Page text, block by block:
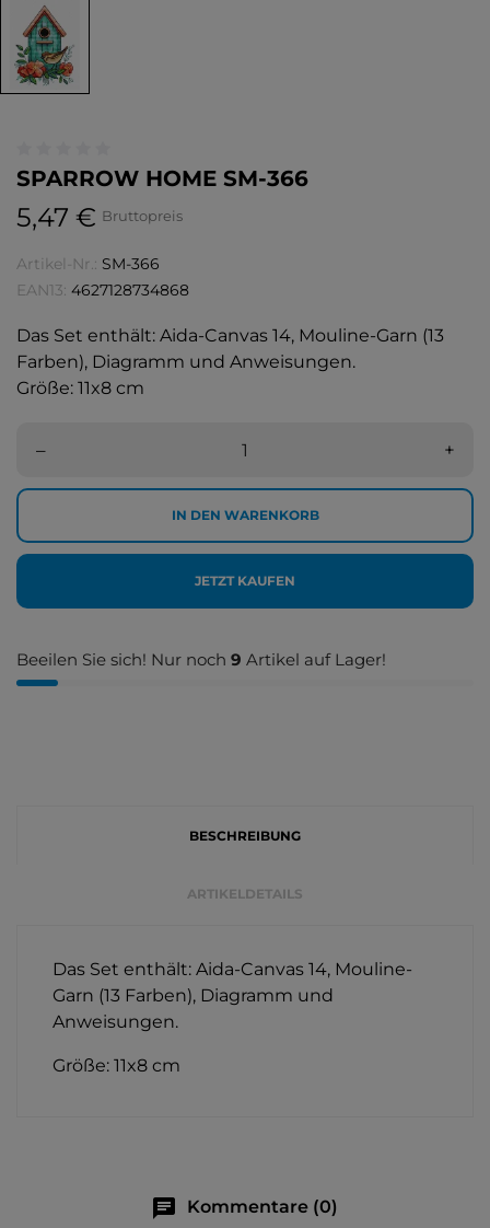
SPARROW HOME SM-366
5,47 € Bruttopreis
Artikel-Nr.: SM-366
EAN13: 4627128734868
Das Set enthält: Aida-Canvas 14, Mouline-Garn (13
Farben), Diagramm und Anweisungen.
Größe: 11x8 cm
– +
IN DEN WARENKORB
JETZT KAUFEN
Beeilen Sie sich! Nur noch 9 Artikel auf Lager!
BESCHREIBUNG
ARTIKELDETAILS
Das Set enthält: Aida-Canvas 14, Mouline-
Garn (13 Farben), Diagramm und
Anweisungen.
Größe: 11x8 cm
chat Kommentare (0)